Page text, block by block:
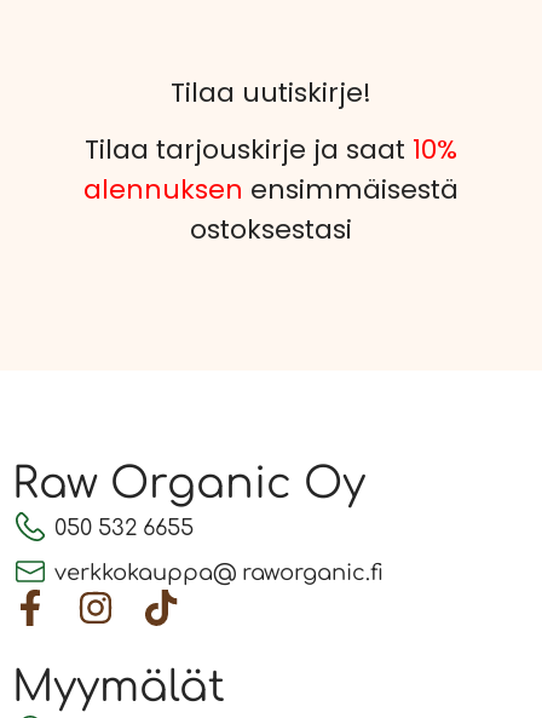
Tilaa uutiskirje!
Tilaa tarjouskirje ja saat 10%
alennuksen ensimmäisestä
ostoksestasi
Raw Organic Oy
050 532 6655
verkkokauppa@ raworganic.fi
Myymälät